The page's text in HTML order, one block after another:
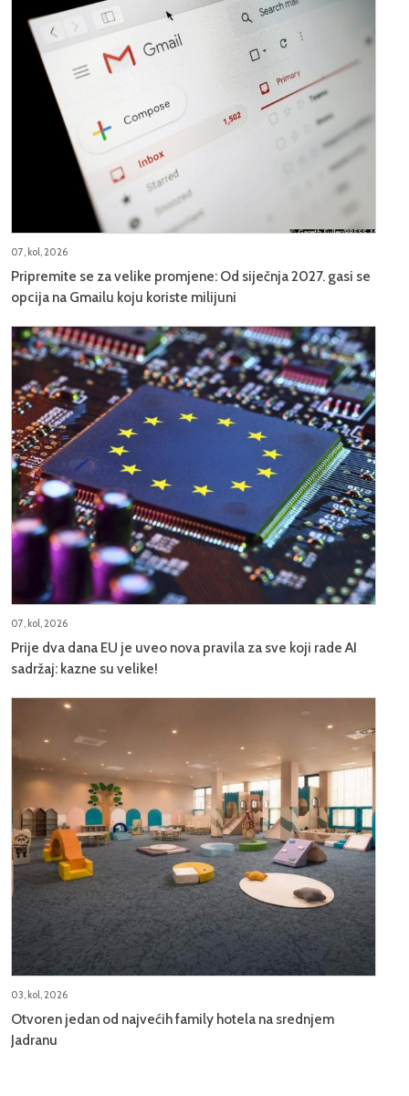
07, kol, 2026
Pripremite se za velike promjene: Od siječnja 2027. gasi se
opcija na Gmailu koju koriste milijuni
07, kol, 2026
Prije dva dana EU je uveo nova pravila za sve koji rade AI
sadržaj: kazne su velike!
03, kol, 2026
Otvoren jedan od najvećih family hotela na srednjem
Jadranu